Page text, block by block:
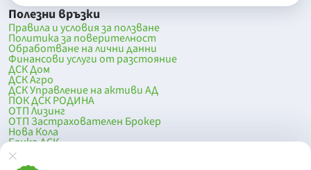
Полезни връзки
Правила и условия за ползване
Политика за поверителност
Обработване на лични данни
Финансови услуги от разстояние
ДСК Дом
ДСК Агро
ДСК Управление на активи АД
ПОК ДСК РОДИНА
ОТП Лизинг
ОТП Застрахователен Брокер
Нова Кола
Банка ДСК
DSK Mobile
Оферти за продажба от Банка ДСК